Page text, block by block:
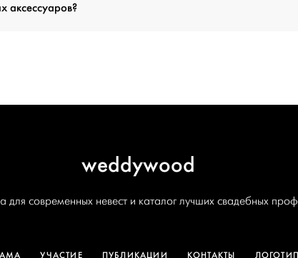
аксессуаров?
weddywood
для современных невест и каталог лучших свадебных
УЧАСТИЕ ПУБЛИКАЦИИ КОНТАКТЫ